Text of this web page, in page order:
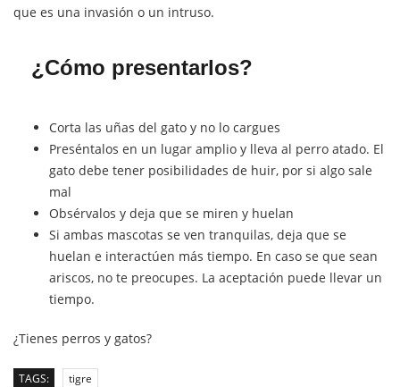
que es una invasión o un intruso.
¿Cómo presentarlos?
Corta las uñas del gato y no lo cargues
Preséntalos en un lugar amplio y lleva al perro atado. El
gato debe tener posibilidades de huir, por si algo sale
mal
Obsérvalos y deja que se miren y huelan
Si ambas mascotas se ven tranquilas, deja que se
huelan e interactúen más tiempo. En caso se que sean
ariscos, no te preocupes. La aceptación puede llevar un
tiempo.
¿Tienes perros y gatos?
TAGS: tigre